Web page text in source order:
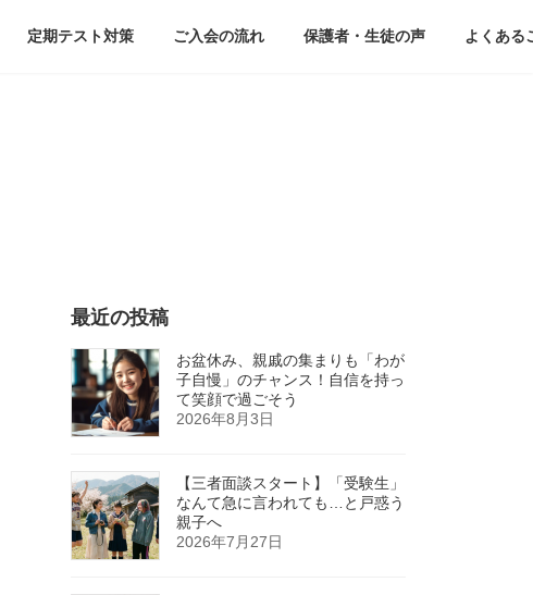
定期テスト対策 ご入会の流れ 保護者・生徒の声 よくある
最近の投稿
お盆休み、親戚の集まりも「わが
子自慢」のチャンス！自信を持っ
て笑顔で過ごそう
2026年8月3日
【三者面談スタート】「受験生」
なんて急に言われても…と戸惑う
親子へ
2026年7月27日